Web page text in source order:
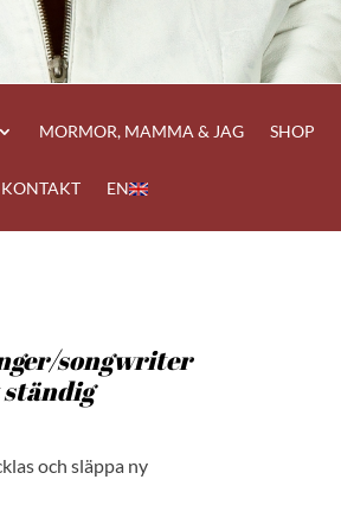
MORMOR, MAMMA & JAG SHOP
KONTAKT EN
songwriter
ständig
och släppa ny